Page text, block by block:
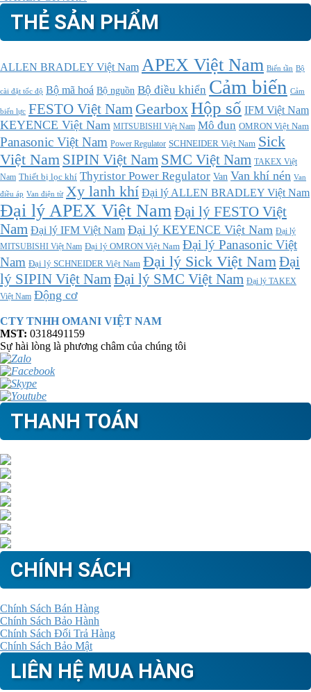
THẺ SẢN PHẨM
ALLEN BRADLEY Việt Nam APEX Việt Nam Biến tần Bộ
cài đặt tốc độ Bộ mã hoá Bộ nguồn Bộ điều khiển Cảm biến Cảm
biến lực FESTO Việt Nam GearboxHộp số IFM Việt Nam
KEYENCE Việt Nam MITSUBISHI Việt Nam Mô đun OMRON Việt Nam
Panasonic Việt Nam Power Regulator SCHNEIDER Việt Nam Sick
Việt Nam SIPIN Việt Nam SMC Việt Nam TAKEX Việt
Nam Thiết bị lọc khí Thyristor Power Regulator Van Van khí nén Van
điều áp Van điện từ Xy lanh khí Đại lý ALLEN BRADLEY Việt Nam
Đại lý APEX Việt NamĐại lý FESTO Việt
Nam Đại lý IFM Việt Nam Đại lý KEYENCE Việt Nam Đại lý
MITSUBISHI Việt Nam Đại lý OMRON Việt Nam Đại lý Panasonic Việt
Nam Đại lý SCHNEIDER Việt Nam Đại lý Sick Việt NamĐại
lý SIPIN Việt Nam Đại lý SMC Việt Nam Đại lý TAKEX
Việt Nam Động cơ
CTY TNHH OMANI VIỆT NAM
MST: 0318491159
Sự hài lòng là phương châm của chúng tôi
THANH TOÁN
CHÍNH SÁCH
Chính Sách Bán Hàng
Chính Sách Bảo Hành
Chính Sách Đổi Trả Hàng
Chính Sách Bảo Mật
LIÊN HỆ MUA HÀNG